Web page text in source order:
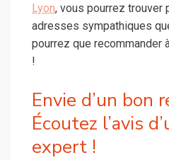
Lyon, vous pourrez trouver
adresses sympathiques
pourrez que recommander
!
Envie d’un bon
Écoutez l’avis
expert !